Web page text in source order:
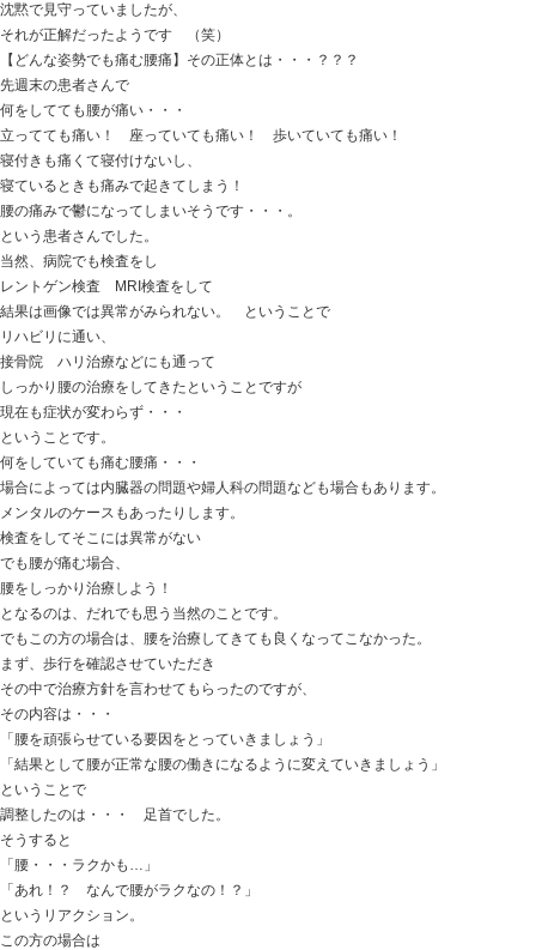
おはようございます
ときた整骨院
https://tokitaseikotsuin.com/ です。
ネコを擬人化するシリーズ 第二弾 （笑）
マンゲツさんを擬人化すると・・・
最初に思いつくのが・・・
人間椅子のベース 鈴木さん
ムスメにコレ言ったらスルーされました （笑）
今日の話は
「体の柔軟性 運動選手のカラダは柔らかければいいの
今日は症例ではなく
運動選手の患者さんからよくある質問について。
運動を頑張っている患者さん
そういうお子さんを持つ親御さんからよくある質問で
「体を柔らかくする方法を教えてください」
非常に多くこの質問があります。
カラダの柔軟性を上げる簡単な方法もあります。
でも、
柔らかくする必要がないと思いますよ！
と、答えることがほとんどです。
ケチくさいし、いやらしい答えだな！
って思いますよね！？ （笑）
カラダを柔らかくすると、どうなるの？
なんでカラダを柔らかくしたいの？
カラダに柔軟性を付ける理由って何なの？
質問に質問を返すことになりますが、